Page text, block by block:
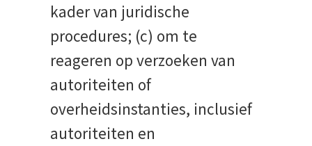
kader van juridische
procedures; (c) om te
reageren op verzoeken van
autoriteiten of
overheidsinstanties, inclusief
autoriteiten en